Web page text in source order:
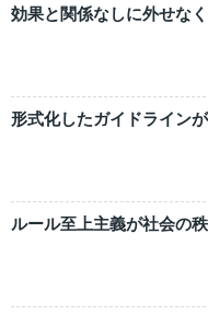
効果と関係なしに外せな
形式化したガイドライン
ルール至上主義が社会の